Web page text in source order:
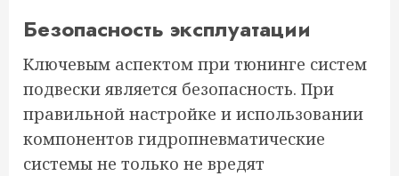
Безопасность эксплуатации
Ключевым аспектом при тюнинге систем
подвески является безопасность. При
правильной настройке и использовании
компонентов гидропневматические
системы не только не вредят